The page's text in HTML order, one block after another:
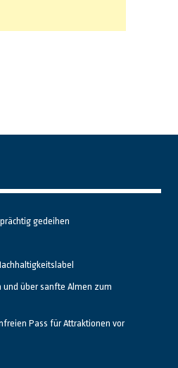
gedeihen
und über sanfte Almen zum
Pass für Attraktionen vor